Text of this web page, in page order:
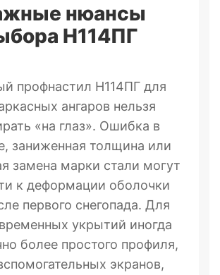
нюансы
Н114ПГ
профнастил Н114ПГ для
ангаров нельзя
«на глаз». Ошибка в
заниженная толщина или
замена марки стали могут
к деформации оболочки
первого снегопада. Для
укрытий иногда
более простого профиля,
экранов,